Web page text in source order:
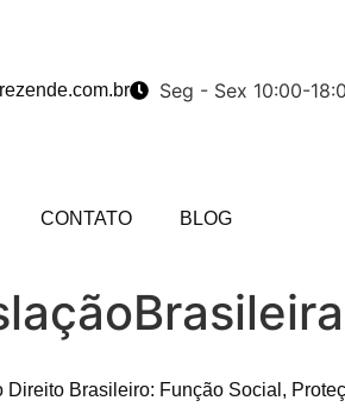
Seg - Sex 10:00-
CONTATO BLOG
Direito Brasileiro: Função Social,